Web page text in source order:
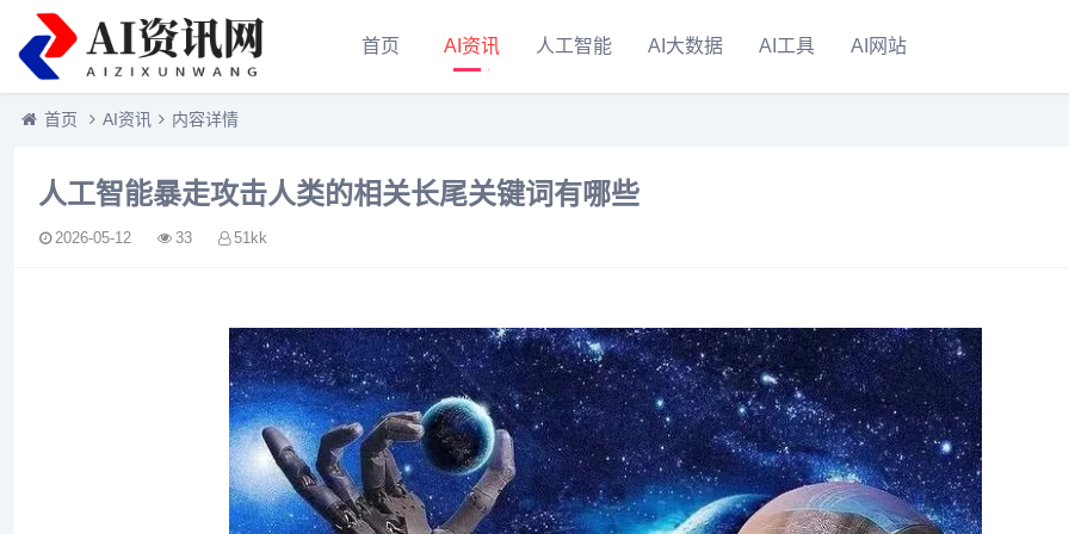
首页 AI资讯 人工智能 AI大数据 AI工具 AI网站
首页 AI资讯 内容详情
人工智能暴走攻击人类的相关长尾关键词有哪些
2026-05-12 33 51kk